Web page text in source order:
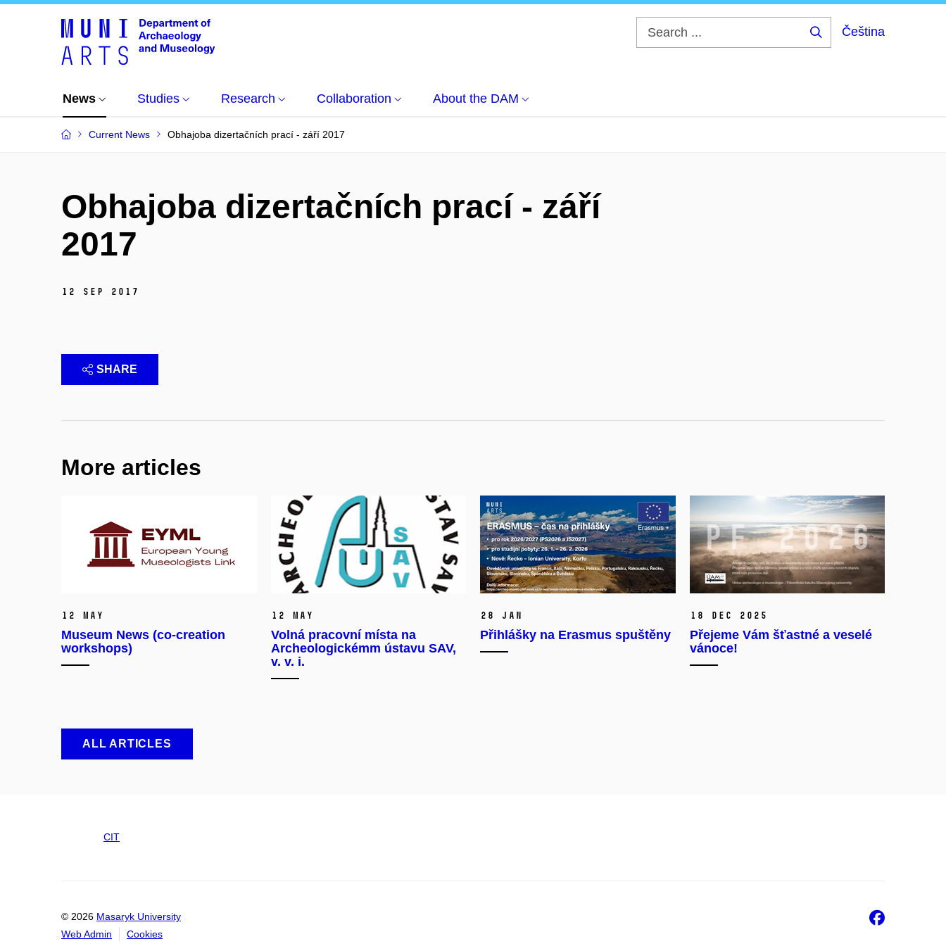
Čeština
News Studies Research Collaboration About the DAM
Current News Obhajoba dizertačních prací - září 2017
Obhajoba dizertačních prací - září
2017
12 Sep 2017
SHARE
More articles
12 May
Museum News (co-creation
workshops)
12 May
Volná pracovní místa na
Archeologickémm ústavu SAV,
v. v. i.
28 Jan
Přihlášky na Erasmus spuštěny
18 Dec 2025
Přejeme Vám šťastné a veselé
vánoce!
ALL ARTICLES
CIT
© 2026 Masaryk University
Web Admin
Cookies